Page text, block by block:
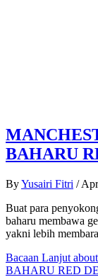
BAHARU
ByYusairi Fitri /
Buat para
baharu membawa
yakni lebih
Bacaan Lanjut
BAHARU RED